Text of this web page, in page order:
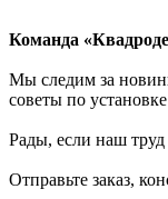
Команда
Мы следим за
советы по
Рады, если наш
Отправьте заказ,